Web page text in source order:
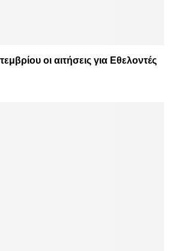
οι αιτήσεις για Εθελοντές